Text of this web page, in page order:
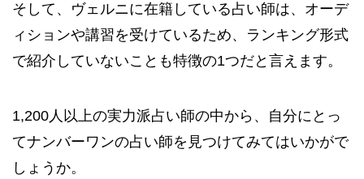
そして、ヴェルニに在籍している占い師は、オーデ
ィションや講習を受けているため、ランキング形式
で紹介していないことも特徴の1つだと言えます。
1,200人以上の実力派占い師の中から、自分にとっ
てナンバーワンの占い師を見つけてみてはいかがで
しょうか。